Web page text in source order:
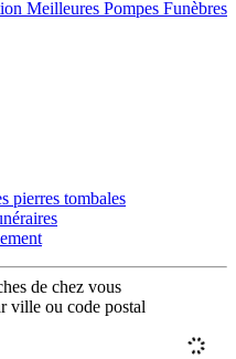
Meilleures Pompes Funèbres
pierres tombales
de chez vous
ville ou code postal